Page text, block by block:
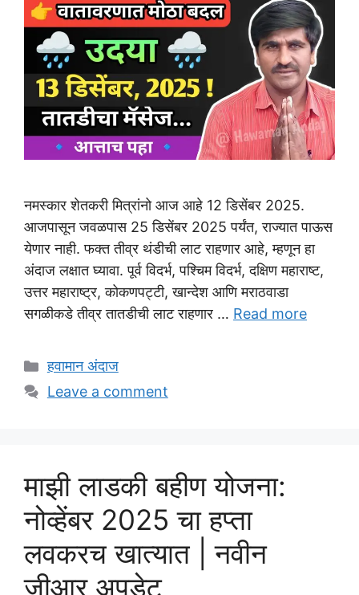
नमस्कार शेतकरी मित्रांनो आज आहे 12 डिसेंबर 2025.
आजपासून जवळपास 25 डिसेंबर 2025 पर्यंत, राज्यात पाऊस
येणार नाही. फक्त तीव्र थंडीची लाट राहणार आहे, म्हणून हा
अंदाज लक्षात घ्यावा. पूर्व विदर्भ, पश्चिम विदर्भ, दक्षिण महाराष्ट,
उत्तर महाराष्ट्र, कोकणपट्टी, खान्देश आणि मराठवाडा
सगळीकडे तीव्र तातडीची लाट राहणार … Read more
Categories
हवामान अंदाज
Leave a comment
माझी लाडकी बहीण योजना:
नोव्हेंबर 2025 चा हप्ता
लवकरच खात्यात | नवीन
जीआर अपडेट